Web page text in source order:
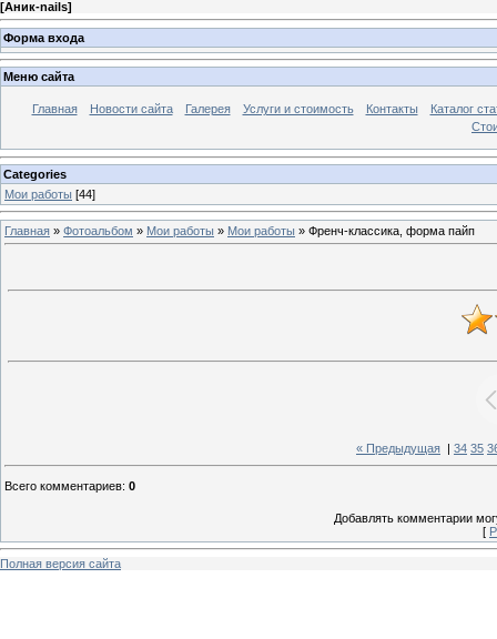
[Аник-nails]
Форма входа
Меню сайта
Главная Новости сайта Галерея Услуги и стоимость Контакты
Каталог
Categories
Мои работы [44]
Главная » Фотоальбом » Мои работы » Мои работы » Френч-классика, форма пайп
« Предыдущая 34 35
Всего комментариев: 0
Добавлять комментарии
[
Полная версия сайта